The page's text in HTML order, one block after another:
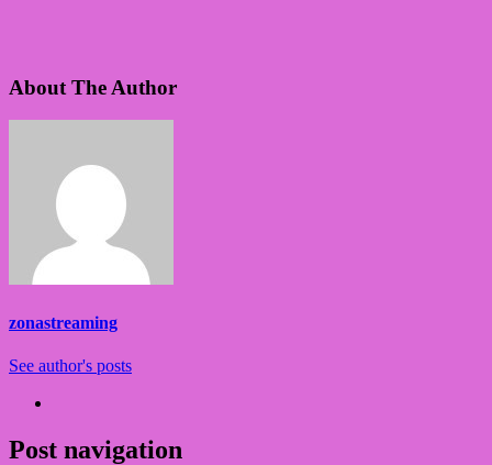
About The Author
zonastreaming
See author's posts
Post navigation